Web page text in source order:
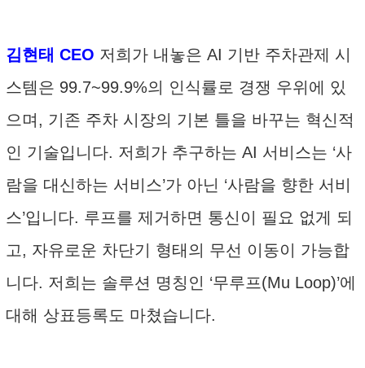
김현태 CEO 저희가 내놓은 AI 기반 주차관제 시
스템은 99.7~99.9%의 인식률로 경쟁 우위에 있
으며, 기존 주차 시장의 기본 틀을 바꾸는 혁신적
인 기술입니다. 저희가 추구하는 AI 서비스는 ‘사
람을 대신하는 서비스’가 아닌 ‘사람을 향한 서비
스’입니다. 루프를 제거하면 통신이 필요 없게 되
고, 자유로운 차단기 형태의 무선 이동이 가능합
니다. 저희는 솔루션 명칭인 ‘무루프(Mu Loop)’에
대해 상표등록도 마쳤습니다.